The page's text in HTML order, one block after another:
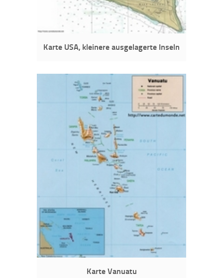
Karte USA, kleinere ausgelagerte Inseln
Karte Vanuatu